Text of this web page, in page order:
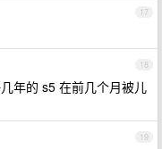
17
18
年的 s5 在前几个月被儿
19